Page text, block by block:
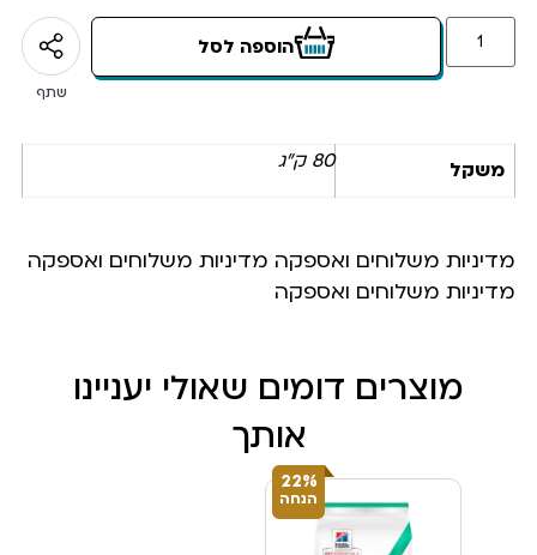
הוספה לסל
שתף
משקל 80 ק"ג
מדיניות משלוחים ואספקה מדיניות משלוחים ואספקה
מדיניות משלוחים ואספקה
מוצרים דומים שאולי יעניינו
אותך
22%
הנחה